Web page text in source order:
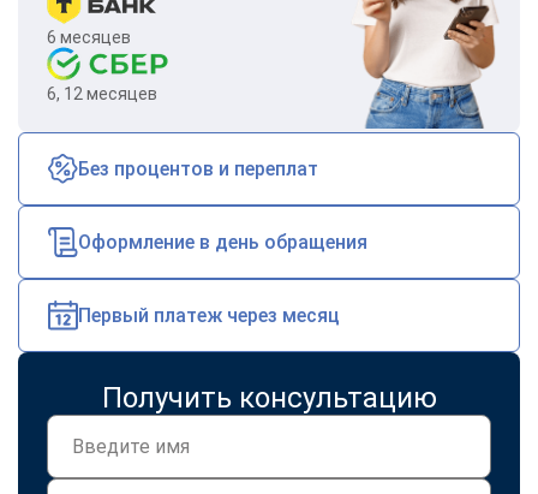
6 месяцев
6, 12 месяцев
Без процентов и переплат
Оформление в день обращения
Первый платеж через месяц
Получить консультацию